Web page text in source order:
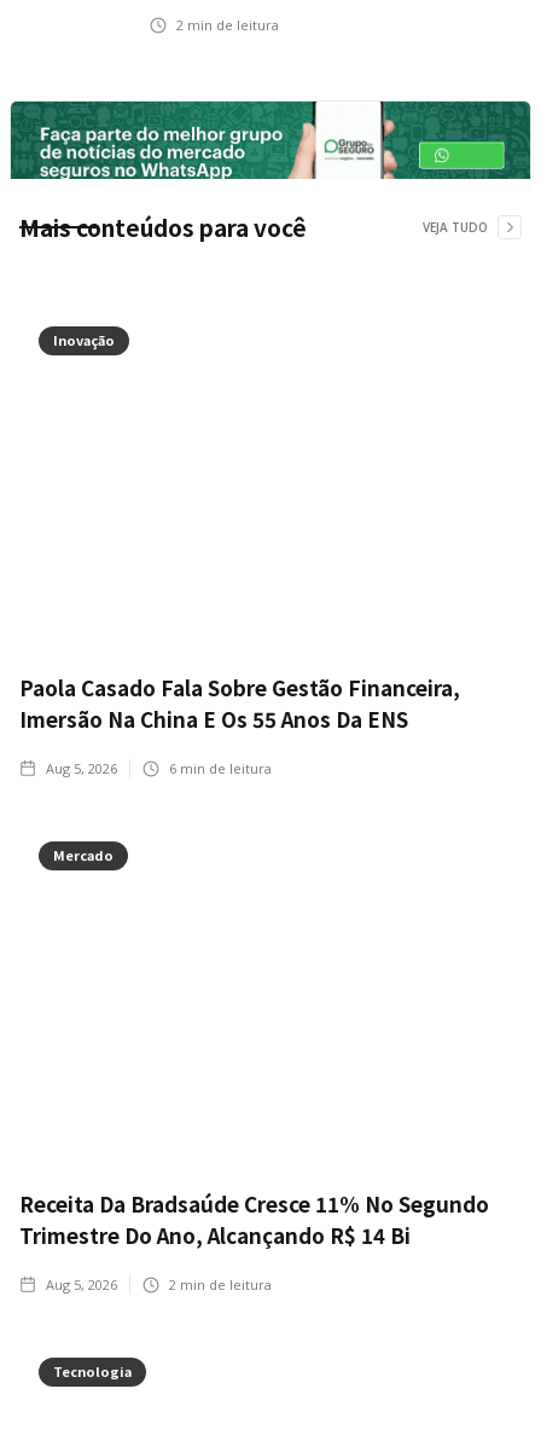
para toda a organização
2 min de leitura
Mais conteúdos para você VEJA TUDO
Inovação
Paola Casado Fala Sobre Gestão Financeira,
Imersão Na China E Os 55 Anos Da ENS
Aug 5, 2026 6 min de leitura
Mercado
Receita Da Bradsaúde Cresce 11% No Segundo
Trimestre Do Ano, Alcançando R$ 14 Bi
Aug 5, 2026 2 min de leitura
Tecnologia